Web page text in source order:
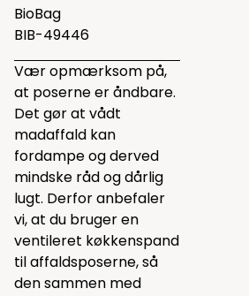
BioBag
BIB-49446
Vær opmærksom på,
at poserne er åndbare.
Det gør at vådt
madaffald kan
fordampe og derved
mindske råd og dårlig
lugt. Derfor anbefaler
vi, at du bruger en
ventileret køkkenspand
til affaldsposerne, så
den sammen med